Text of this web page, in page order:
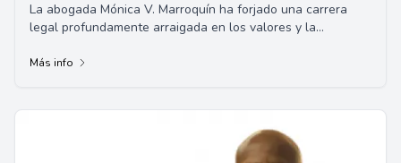
La abogada Mónica V. Marroquín ha forjado una carrera
legal profundamente arraigada en los valores y la
Más info